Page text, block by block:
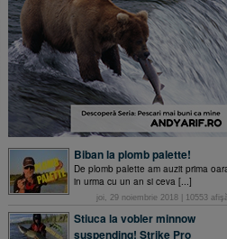
Biban la plomb palette!
De plomb palette am auzit prima
in urma cu un an si ceva [...]
joi, 29 noiembrie 2018 10553
Stiuca la vobler minnow
suspending! Strike Pro